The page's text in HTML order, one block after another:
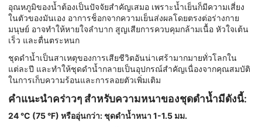
อุณหภูมิของน้ำต้องเป็นปัจจัยสำคัญเสมอ เพราะน้ำเย็นก็มีความเสี่ยง
ในตัวของมันเอง อาการช็อกจากความเย็นส่งผลโดยตรงต่อร่างกาย
มนุษย์ อาจทำให้หายใจลำบาก สูญเสียการควบคุมกล้ามเนื้อ หัวใจเต้น
เร็ว และตื่นตระหนก
ชุดดำน้ำเป็นสาเหตุของการเสียชีวิตอันน่าเศร้ามากมายทั่วโลกใน
แต่ละปี และทำให้ชุดดำน้ำกลายเป็นอุปกรณ์สำคัญเนื่องจากคุณสมบัติ
ในการเก็บความร้อนและการลอยตัวเพิ่มเติม
คำแนะนำคร่าวๆ สำหรับความหนาของชุดดำน้ำมีดังนี้:
24 °C (75 °F) หรืออุ่นกว่า: ชุดดำน้ำหนา 1-1.5 มม.